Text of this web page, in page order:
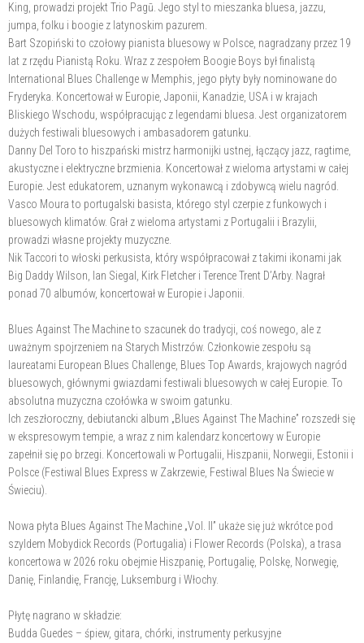
King, prowadzi projekt Trio Pagū. Jego styl to mieszanka bluesa, jazzu,
jumpa, folku i boogie z latynoskim pazurem.
Bart Szopiński to czołowy pianista bluesowy w Polsce, nagradzany przez 19
lat z rzędu Pianistą Roku. Wraz z zespołem Boogie Boys był finalistą
International Blues Challenge w Memphis, jego płyty były nominowane do
Fryderyka. Koncertował w Europie, Japonii, Kanadzie, USA i w krajach
Bliskiego Wschodu, współpracując z legendami bluesa. Jest organizatorem
dużych festiwali bluesowych i ambasadorem gatunku.
Danny Del Toro to hiszpański mistrz harmonijki ustnej, łączący jazz, ragtime,
akustyczne i elektryczne brzmienia. Koncertował z wieloma artystami w całej
Europie. Jest edukatorem, uznanym wykonawcą i zdobywcą wielu nagród.
Vasco Moura to portugalski basista, którego styl czerpie z funkowych i
bluesowych klimatów. Grał z wieloma artystami z Portugalii i Brazylii,
prowadzi własne projekty muzyczne.
Nik Taccori to włoski perkusista, który współpracował z takimi ikonami jak
Big Daddy Wilson, Ian Siegal, Kirk Fletcher i Terence Trent D’Arby. Nagrał
ponad 70 albumów, koncertował w Europie i Japonii.
Blues Against The Machine to szacunek do tradycji, coś nowego, ale z
uważnym spojrzeniem na Starych Mistrzów. Członkowie zespołu są
laureatami European Blues Challenge, Blues Top Awards, krajowych nagród
bluesowych, głównymi gwiazdami festiwali bluesowych w całej Europie. To
absolutna muzyczna czołówka w swoim gatunku.
Ich zeszłoroczny, debiutancki album „Blues Against The Machine” rozszedł się
w ekspresowym tempie, a wraz z nim kalendarz koncertowy w Europie
zapełnił się po brzegi. Koncertowali w Portugalii, Hiszpanii, Norwegii, Estonii i
Polsce (Festiwal Blues Express w Zakrzewie, Festiwal Blues Na Świecie w
Świeciu).
Nowa płyta Blues Against The Machine „Vol. II” ukaże się już wkrótce pod
szyldem Mobydick Records (Portugalia) i Flower Records (Polska), a trasa
koncertowa w 2026 roku obejmie Hiszpanię, Portugalię, Polskę, Norwegię,
Danię, Finlandię, Francję, Luksemburg i Włochy.
Płytę nagrano w składzie:
Budda Guedes – śpiew, gitara, chórki, instrumenty perkusyjne